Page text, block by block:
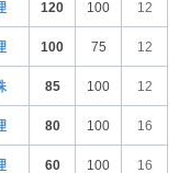
120 100 12
100 75 12
85 100 12
80 100 16
60 100 16